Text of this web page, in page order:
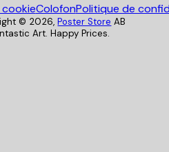
ColofonPolitique de
© 2026, Poster Store AB
Art. Happy Prices.